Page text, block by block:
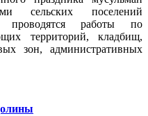
сельских поселений
проводятся работы по
территорий, кладбищ,
зон, административных